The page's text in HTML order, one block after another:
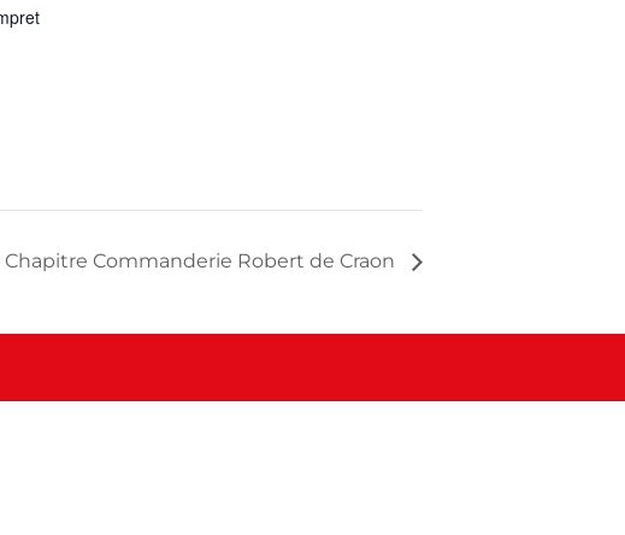
Chapitre Commanderie Robert de Craon